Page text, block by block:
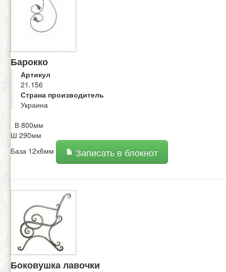
Барокко
Артикул
21.156
Страна производитель
Украина
В 800мм
Ш 290мм
База 12х6мм
Записать в блокнот
Боковушка лавочки